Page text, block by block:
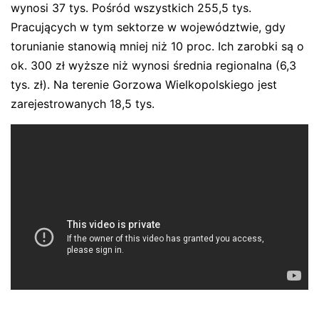
wynosi 37 tys. Pośród wszystkich 255,5 tys.
Pracujących w tym sektorze w województwie, gdy
torunianie stanowią mniej niż 10 proc. Ich zarobki są o
ok. 300 zł wyższe niż wynosi średnia regionalna (6,3
tys. zł). Na terenie Gorzowa Wielkopolskiego jest
zarejestrowanych 18,5 tys.